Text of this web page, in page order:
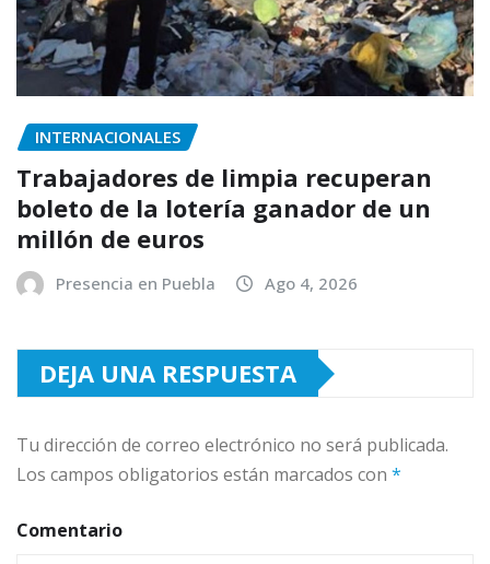
INTERNACIONALES
Trabajadores de limpia recuperan
boleto de la lotería ganador de un
millón de euros
Presencia en Puebla Ago 4, 2026
DEJA UNA RESPUESTA
Tu dirección de correo electrónico no será publicada.
Los campos obligatorios están marcados con *
Comentario